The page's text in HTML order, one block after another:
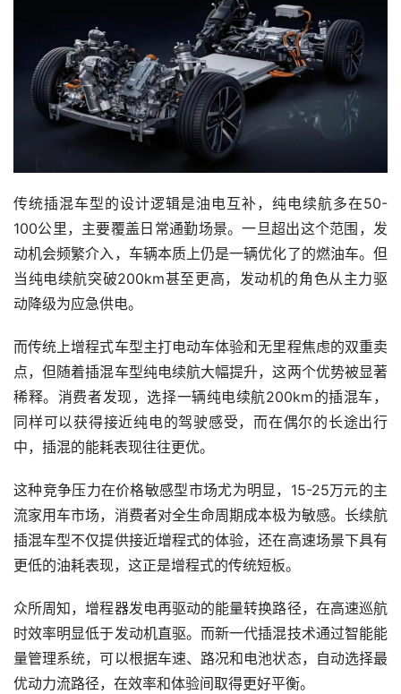
传统插混车型的设计逻辑是油电互补，纯电续航多在50-
100公里，主要覆盖日常通勤场景。一旦超出这个范围，发
动机会频繁介入，车辆本质上仍是一辆优化了的燃油车。但
当纯电续航突破200km甚至更高，发动机的角色从主力驱
动降级为应急供电。
而传统上增程式车型主打电动车体验和无里程焦虑的双重卖
点，但随着插混车型纯电续航大幅提升，这两个优势被显著
稀释。消费者发现，选择一辆纯电续航200km的插混车，
同样可以获得接近纯电的驾驶感受，而在偶尔的长途出行
中，插混的能耗表现往往更优。
这种竞争压力在价格敏感型市场尤为明显，15-25万元的主
流家用车市场，消费者对全生命周期成本极为敏感。长续航
插混车型不仅提供接近增程式的体验，还在高速场景下具有
更低的油耗表现，这正是增程式的传统短板。
众所周知，增程器发电再驱动的能量转换路径，在高速巡航
时效率明显低于发动机直驱。而新一代插混技术通过智能能
量管理系统，可以根据车速、路况和电池状态，自动选择最
优动力流路径，在效率和体验间取得更好平衡。